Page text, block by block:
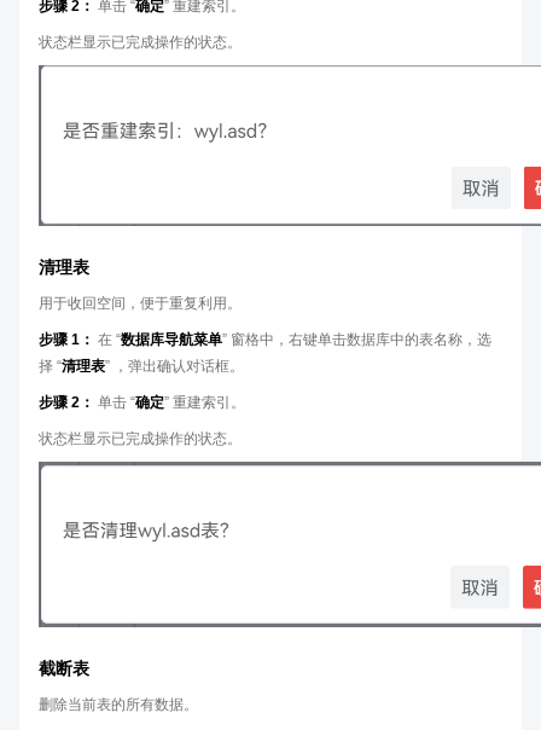
步骤 2： 单击 “确定” 重建索引。
状态栏显示已完成操作的状态。
清理表
用于收回空间，便于重复利用。
步骤 1： 在 “数据库导航菜单” 窗格中，右键单击数据库中的表名称，选
择 “清理表” ，弹出确认对话框。
步骤 2： 单击 “确定” 重建索引。
状态栏显示已完成操作的状态。
截断表
删除当前表的所有数据。